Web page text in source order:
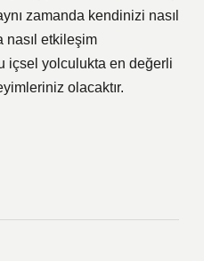
zamanda kendinizi nasıl
nasıl etkileşim
içsel yolculukta en değerli
olacaktır.